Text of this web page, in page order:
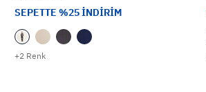
+2 Renk
SEPETTE %25 İNDİRİM